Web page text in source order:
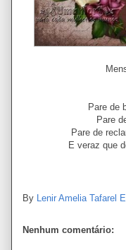
Pare de
Pare
Pare de
E veraz que
By Lenir Amelia Tafarel
Nenhum comentário: